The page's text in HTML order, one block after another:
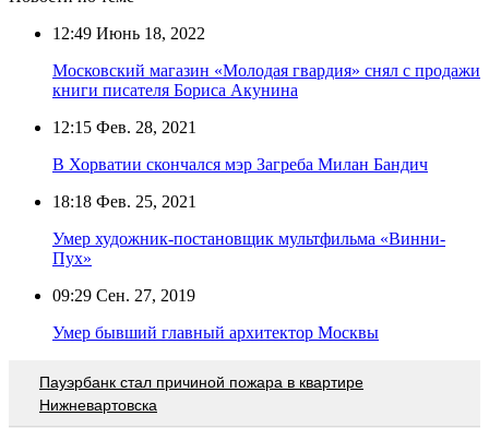
12:49 Июнь 18, 2022
Московский магазин «Молодая гвардия» снял с продажи
книги писателя Бориса Акунина
12:15 Фев. 28, 2021
В Хорватии скончался мэр Загреба Милан Бандич
18:18 Фев. 25, 2021
Умер художник-постановщик мультфильма «Винни-
Пух»
09:29 Сен. 27, 2019
Умер бывший главный архитектор Москвы
Пауэрбанк стал причиной пожара в квартире
Нижневартовска